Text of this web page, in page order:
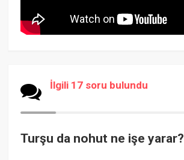
İlgili 17 soru bulundu
Turşu da nohut ne işe yarar?